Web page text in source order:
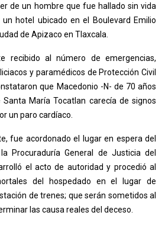
de un hombre que fue hallado sin vida
hotel ubicado en el Boulevard Emilio
de Apizaco en Tlaxcala.
recibido al número de emergencias,
y paramédicos de Protección Civil
que Macedonio -N- de 70 años
María Tocatlan carecía de signos
un paro cardíaco.
fue acordonado el lugar en espera del
Procuraduría General de Justicia del
el acto de autoridad y procedió al
del hospedado en el lugar de
de trenes; que serán sometidos al
las causa reales del deceso.